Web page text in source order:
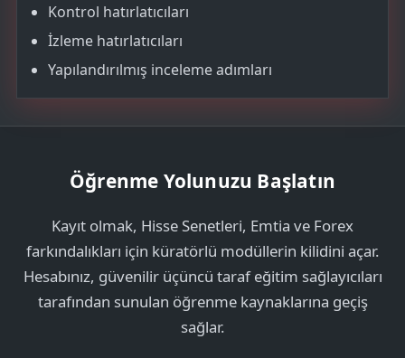
Kontrol hatırlatıcıları
İzleme hatırlatıcıları
Yapılandırılmış inceleme adımları
Öğrenme Yolunuzu Başlatın
Kayıt olmak, Hisse Senetleri, Emtia ve Forex
farkındalıkları için küratörlü modüllerin kilidini açar.
Hesabınız, güvenilir üçüncü taraf eğitim sağlayıcıları
tarafından sunulan öğrenme kaynaklarına geçiş
sağlar.